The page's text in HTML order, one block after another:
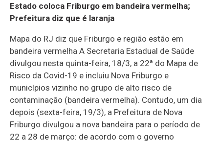
Estado coloca Friburgo em bandeira vermelha;
Prefeitura diz que é laranja
Mapa do RJ diz que Friburgo e região estão em
bandeira vermelha A Secretaria Estadual de Saúde
divulgou nesta quinta-feira, 18/3, a 22ª do Mapa de
Risco da Covid-19 e incluiu Nova Friburgo e
municípios vizinho no grupo de alto risco de
contaminação (bandeira vermelha). Contudo, um dia
depois (sexta-feira, 19/3), a Prefeitura de Nova
Friburgo divulgou a nova bandeira para o período de
22 a 28 de março: de acordo com o governo